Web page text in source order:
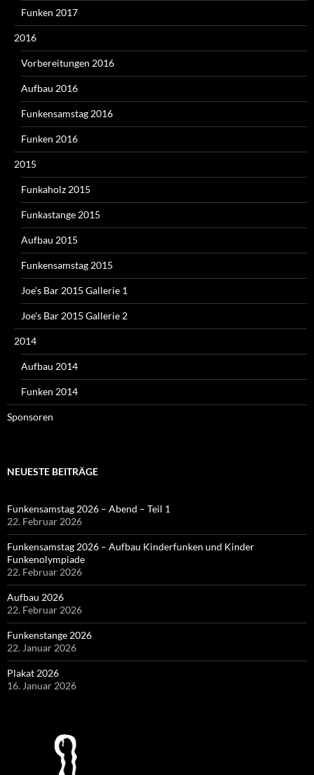
Funken 2017
2016
Vorbereitungen 2016
Aufbau 2016
Funkensamstag 2016
Funken 2016
2015
Funkaholz 2015
Funkastange 2015
Aufbau 2015
Funkensamstag 2015
Joe’s Bar 2015 Gallerie 1
Joe’s Bar 2015 Gallerie 2
2014
Aufbau 2014
Funken 2014
Sponsoren
NEUESTE BEITRÄGE
Funkensamstag 2026 – Abend – Teil 1
22. Februar 2026
Funkensamstag 2026 – Aufbau Kinderfunken und Kinder
Funkenolympiade
22. Februar 2026
Aufbau 2026
22. Februar 2026
Funkenstange 2026
22. Januar 2026
Plakat 2026
16. Januar 2026